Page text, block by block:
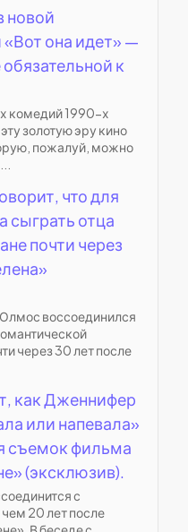
новой
она идет» —
к
комедий 1990-х
золотую эру кино
пожалуй, можно
что для
сыграть отца
почти через
воссоединился
через 30 лет после
как Дженнифер
или напевала»
съемок фильма
(эксклюзив).
с
20 лет после